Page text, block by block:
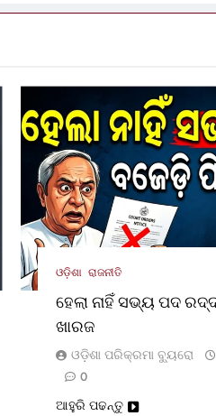
ଓଡ଼ିଶା ରାଜନୀତି
ହେଲା ନାହିଁ ସଭ୍ୟ ପଦ
ଖାରଜ
ଓଡ଼ିଶା ପରିକ୍ରମା ବ୍ୟୁରୋ
0
ଆହୁରି ପଢନ୍ତୁ